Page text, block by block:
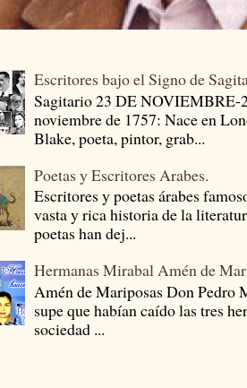
Escritores bajo el Signo de
Sagitario 23 DE
noviembre de 1757: Nace en
Blake, poeta, pintor, grab...
Poetas y Escritores Arabes.
Escritores y poetas árabes
vasta y rica historia de la
poetas han dej...
Hermanas Mirabal Amén de
Amén de Mariposas Don
supe que habían caído las tres
sociedad ...